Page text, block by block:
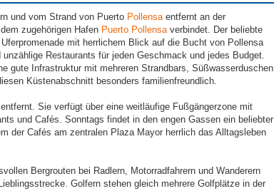
und vom Strand von Puerto Pollensaentfernt an der
zugehörigen Hafen Puerto Pollensaverbindet. Der beliebte
mit herrlichem Blick auf die Bucht von Pollensa
Restaurants für jeden Geschmack und jedes Budget.
gute Infrastruktur mit mehreren Strandbars, Süßwasserduschen
Küstenabschnitt besonders familienfreundlich.
Sie verfügt über eine weitläufige Fußgängerzone mit
und Cafés. Sonntags findet in den engen Gassen ein beliebter
der Cafés am zentralen Plaza Mayor herrlich das Alltagsleben
Bergrouten bei Radlern, Motorradfahrern und Wanderern
Golfern stehen gleich mehrere Golfplätze in der